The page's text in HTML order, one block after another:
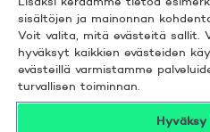
Hyödyllistä tietää
© 2026 POP Pankki,
ESPOO
sisältöjen ja mainonnan
Voit valita, mitä evästeitä sallit.
hyväksyt kaikkien evästeiden
evästeillä varmistamme
turvallisen toiminnan.